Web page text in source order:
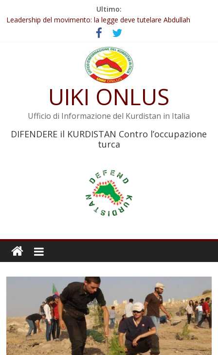
Ultimo:
Abdullah Öcalan: Le legge negativa deve essere trasformata in
legge positiva
Leadership del movimento: la legge deve tutelare Abdullah
Commissione donne del KNK: Şengal è di nuovo sotto minaccia
Non tenere conto della situazione di Rêber Apo ostacolerebbe
Il KNK chiede un’azione internazionale contro i crimini di guerra
UIKI ONLUS
Ufficio di Informazione del Kurdistan in Italia
DIFENDERE il KURDISTAN Contro l’occupazione
turca